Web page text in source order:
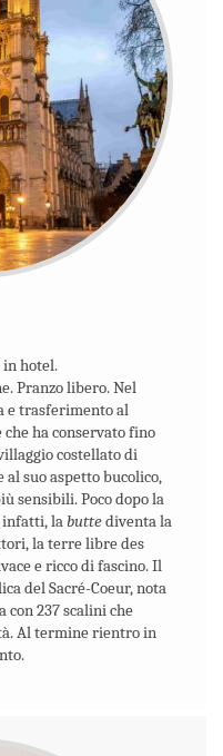
in hotel.
Pranzo libero. Nel
e trasferimento al
ha conservato fino
costellato di
suo aspetto bucolico,
sensibili. Poco dopo la
infatti, la buttediventa la
la terre libre des
e ricco di fascino. Il
del Sacré-Coeur, nota
con 237 scalini che
Al termine rientro in